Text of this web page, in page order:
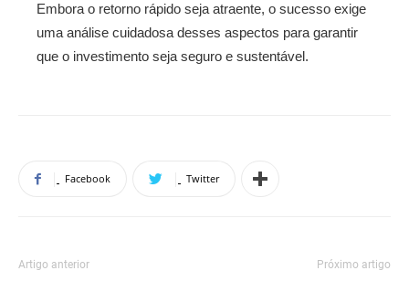
Embora o retorno rápido seja atraente, o sucesso exige
uma análise cuidadosa desses aspectos para garantir
que o investimento seja seguro e sustentável.
Facebook Twitter
Artigo anterior Próximo artigo